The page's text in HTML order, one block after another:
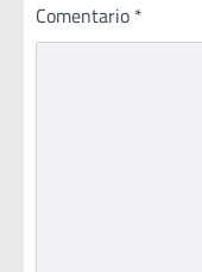
Comentario *